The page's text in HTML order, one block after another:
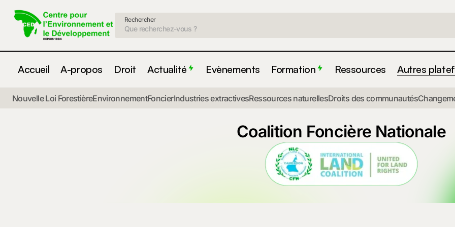
Rechercher
Accueil A-propos Droit Actualité Evènements Formation Ressources Autres
Nouvelle Loi ForestièreEnvironnementFoncierIndustries extractivesRessources naturellesDroits des communautés
Coalition Foncière Nationale